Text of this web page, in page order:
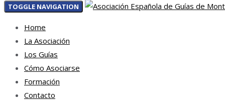
TOGGLE NAVIGATION
Home
La Asociación
Los Guías
Cómo Asociarse
Formación
Contacto